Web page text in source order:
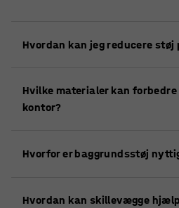
Hvordan kan jeg reducere støj
støjvenlige vaner, brug
og placer skillevægge korrekt.
Hvilke materialer kan
kontor?
paneler, stofmøbler og
Hvorfor er baggrundsstøj
medarbejderes samtaler, så
Hvordan kan skillevægge